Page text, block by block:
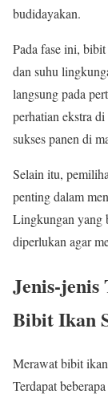
budidayakan.
Pada fase ini,
dan suhu
langsung pada
perhatian ekstra
sukses panen di
Selain itu,
penting dalam
Lingkungan yang
diperlukan agar
Jenis-jenis
Bibit Ikan
Merawat bibit
Terdapat